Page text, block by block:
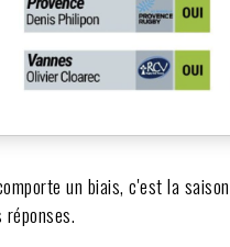
un biais, c'est la